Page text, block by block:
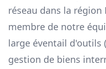
réseau dans la région
membre de notre
large éventail d'outils
gestion de biens